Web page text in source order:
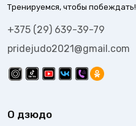
Тренируемся, чтобы побеждать!
+375 (29) 639-39-79
pridejudo2021@gmail.com
О дзюдо